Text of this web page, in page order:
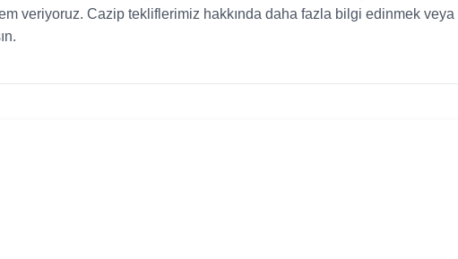
veriyoruz. Cazip tekliflerimiz hakkında daha fazla bilgi edinmek veya